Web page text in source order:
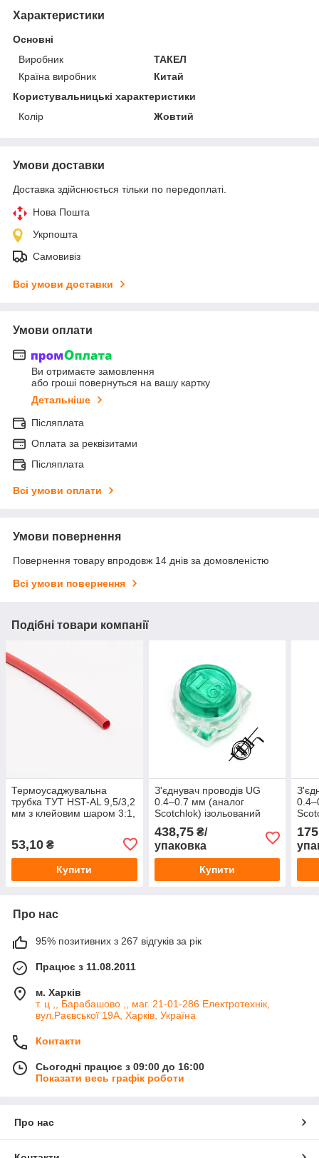
Характеристики
Основні
Виробник
ТАКЕЛ
Країна виробник
Китай
Користувальницькі характеристики
Колір
Жовтий
Умови доставки
Доставка здійснюється тільки по передоплаті.
Нова Пошта
Укрпошта
Самовивіз
Всі умови доставки
Умови оплати
Ви отримаєте замовлення
або гроші повернуться на вашу картку
Детальніше
Післяплата
Оплата за реквізитами
Післяплата
Всі умови оплати
Умови повернення
Повернення товару впродовж 14 днів за домовленістю
Всі умови повернення
Подібні товари компанії
Термоусаджувальна
трубка ТУТ HST-AL 9,5/3,2
мм з клейовим шаром 3:1,
53,10 ₴
Купити
З'єднувач проводів UG
0.4–0.7 мм (аналог
Scotchlok) ізольований
кабелю
438,75₴/
упаковка
Купити
Про нас
95% позитивних з 267 відгуків за рік
Працює з 11.08.2011
м. Харків
т. ц ,, Барабашово ,, маг. 21-01-286 Електротехнік,
вул.Раєвської 19А, Харків, Україна
Контакти
Сьогодні працює з 09:00 до 16:00
Показати весь графік роботи
Про нас